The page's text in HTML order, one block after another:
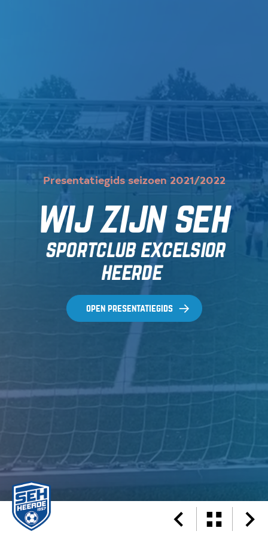
Presentatiegids seizoen 2021/2022
wij zijn seh
sportclub excelsior
heerde
open presentatiegids
Cover 01